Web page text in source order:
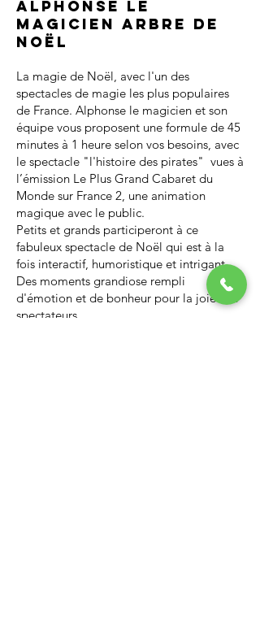
Alphonse le
magicien arbre de
noël
La magie de Noël, avec l'un des
spectacles de magie les plus populaires
de France. Alphonse le magicien et son
équipe vous proposent une formule de 45
minutes à 1 heure selon vos besoins, avec
le spectacle "l'histoire des pirates" vues à
l’émission Le Plus Grand Cabaret du
Monde sur France 2, une animation
magique avec le public.
Petits et grands participeront à ce
fabuleux spectacle de Noël qui est à la
fois interactif, humoristique et intrigant.
Des moments grandiose rempli
d'émotion et de bonheur pour la joie des
spectateurs.